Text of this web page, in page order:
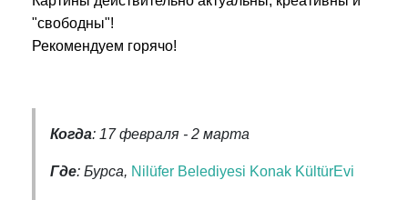
"свободны"!
Рекомендуем горячо!
Когда: 17 февраля - 2 марта
Где: Бурса, Nilüfer Belediyesi Konak KültürEvi